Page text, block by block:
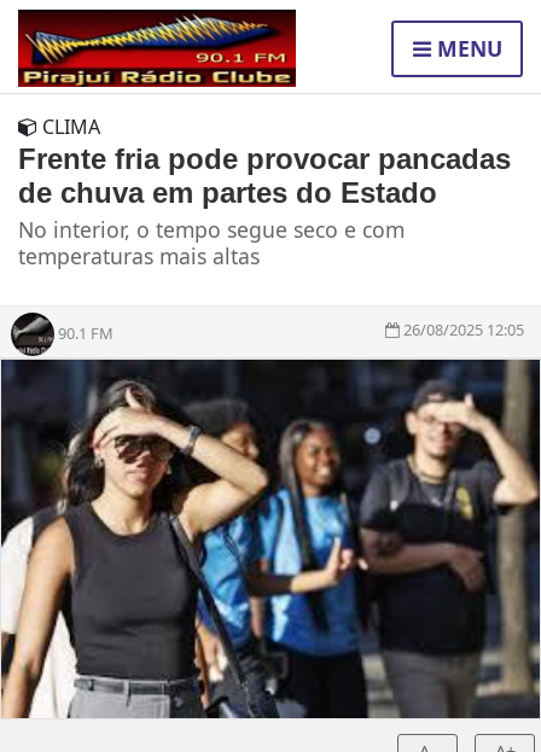
MENU
CLIMA
Frente fria pode provocar pancadas
de chuva em partes do Estado
No interior, o tempo segue seco e com
temperaturas mais altas
90.1 FM 26/08/2025 12:05